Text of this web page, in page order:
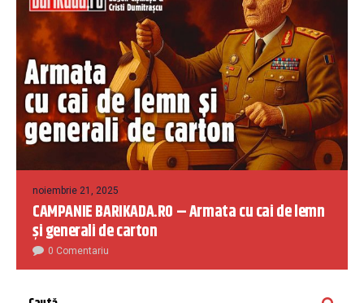
noiembrie 21, 2025
CAMPANIE BARIKADA.RO – Armata cu cai de lemn
și generali de carton
0 Comentariu